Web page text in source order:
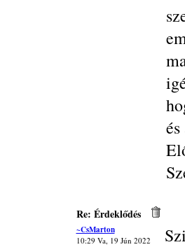
Re: Érdeklődés
~CsMarton
10:29 Va, 19 Jún 2022